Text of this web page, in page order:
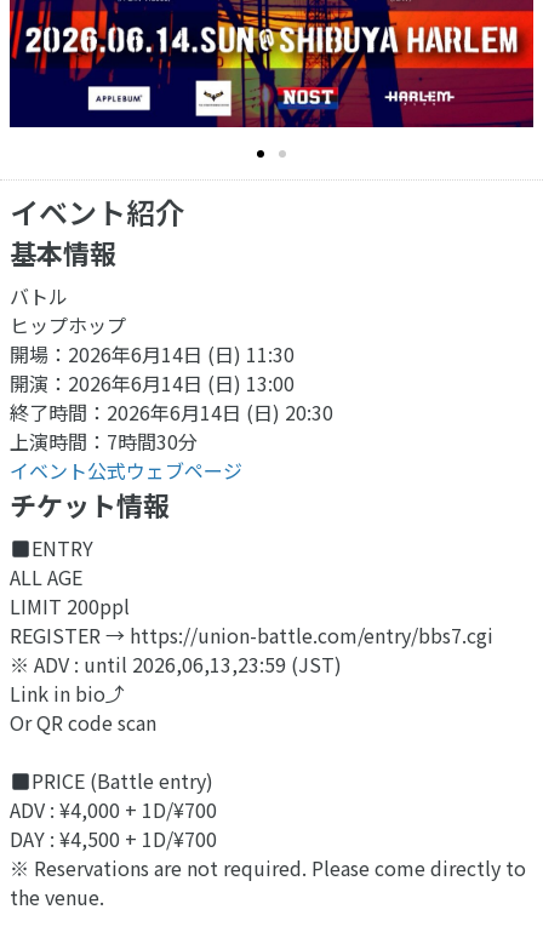
イベント紹介
基本情報
バトル
ヒップホップ
開場：2026年6月14日 (日) 11:30
開演：2026年6月14日 (日) 13:00
終了時間：2026年6月14日 (日) 20:30
上演時間：7時間30分
イベント公式ウェブページ
チケット情報
ENTRY
ALL AGE
LIMIT 200ppl
REGISTER → https://union-battle.com/entry/bbs7.cgi
※ ADV : until 2026,06,13,23:59 (JST)
Link in bio⤴︎
Or QR code scan
PRICE (Battle entry)
ADV : ¥4,000 + 1D/¥700
DAY : ¥4,500 + 1D/¥700
※ Reservations are not required. Please come directly to
the venue.